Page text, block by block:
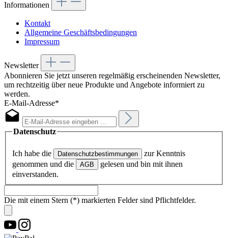
Informationen
Kontakt
Allgemeine Geschäftsbedingungen
Impressum
Newsletter
Abonnieren Sie jetzt unseren regelmäßig erscheinenden Newsletter,
um rechtzeitig über neue Produkte und Angebote informiert zu
werden.
E-Mail-Adresse*
Datenschutz
Ich habe die Datenschutzbestimmungen
zur Kenntnis
genommen und die
AGB
gelesen und bin mit ihnen
einverstanden.
Die mit einem Stern (*) markierten Felder sind Pflichtfelder.